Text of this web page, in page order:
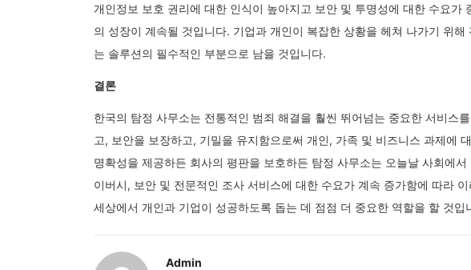
개인정보 보호 권리에 대한 인식이 높아지고 보안 및 투명성에 대한 수요가
의 성장이 계속될 것입니다. 기업과 개인이 복잡한 상황을 헤쳐 나가기 위
는 솔루션의 필수적인 부분으로 남을 것입니다.
결론
한국의 탐정 사무소는 전통적인 범죄 해결을 훨씬 뛰어넘는 중요한 서비스
고, 보안을 보장하고, 기밀을 유지함으로써 개인, 가족 및 비즈니스 과제에
명확성을 제공하든 회사의 평판을 보호하든 탐정 사무소는 오늘날 사회에
이버시, 보안 및 전문적인 조사 서비스에 대한 수요가 계속 증가함에 따라
세상에서 개인과 기업이 성공하도록 돕는 데 점점 더 중요한 역할을 할 것입
Admin